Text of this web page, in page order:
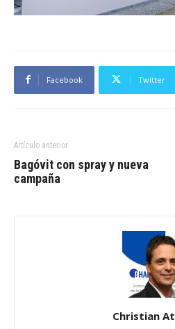
Facebook Twitter
Artículo anterior
Bagóvit con spray y nueva
campaña
Christian